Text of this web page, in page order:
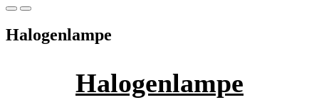
Primäres
für
Primäres
für
Desktop
Halogenlampe
Halogenlampe